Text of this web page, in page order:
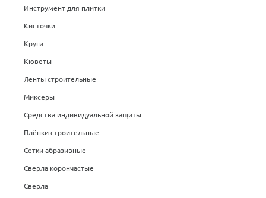
Инструмент для плитки
Кисточки
Круги
Кюветы
Ленты строительные
Миксеры
Средства индивидуальной защиты
Плёнки строительные
Сетки абразивные
Сверла корончастые
Сверла